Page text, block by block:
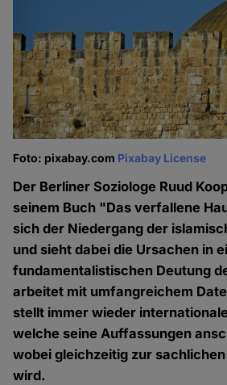
Foto: pixabay.com Pixabay License
Der Berliner Soziologe Ruud
seinem Buch "Das verfallene
sich der Niedergang der
und sieht dabei die Ursachen in
fundamentalistischen Deutung
arbeitet mit umfangreichem
stellt immer wieder
welche seine Auffassungen
wobei gleichzeitig zur
wird.